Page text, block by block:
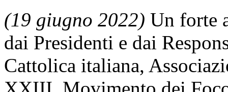
(19 giugno 2022) Un forte
dai Presidenti e dai
Cattolica italiana,